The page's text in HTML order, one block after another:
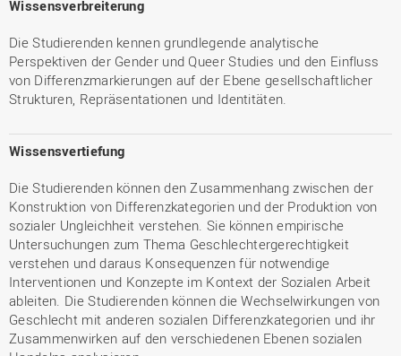
Wissensverbreiterung
Die Studierenden kennen grundlegende analytische
Perspektiven der Gender und Queer Studies und den Einfluss
von Differenzmarkierungen auf der Ebene gesellschaftlicher
Strukturen, Repräsentationen und Identitäten.
Wissensvertiefung
Die Studierenden können den Zusammenhang zwischen der
Konstruktion von Differenzkategorien und der Produktion von
sozialer Ungleichheit verstehen. Sie können empirische
Untersuchungen zum Thema Geschlechtergerechtigkeit
verstehen und daraus Konsequenzen für notwendige
Interventionen und Konzepte im Kontext der Sozialen Arbeit
ableiten. Die Studierenden können die Wechselwirkungen von
Geschlecht mit anderen sozialen Differenzkategorien und ihr
Zusammenwirken auf den verschiedenen Ebenen sozialen